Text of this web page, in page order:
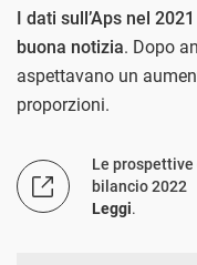
I dati sull’Aps nel
buona notizia. Dopo
aspettavano un
proporzioni.
Le
bilancio 2022
Leggi.